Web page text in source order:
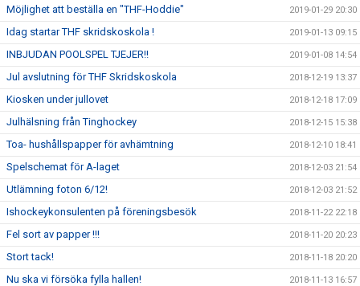
Möjlighet att beställa en "THF-Hoddie" 2019-01-29 20:30
Idag startar THF skridskoskola ! 2019-01-13 09:15
INBJUDAN POOLSPEL TJEJER!! 2019-01-08 14:54
Jul avslutning för THF Skridskoskola 2018-12-19 13:37
Kiosken under jullovet 2018-12-18 17:09
Julhälsning från Tinghockey 2018-12-15 15:38
Toa- hushållspapper för avhämtning 2018-12-10 18:41
Spelschemat för A-laget 2018-12-03 21:54
Utlämning foton 6/12! 2018-12-03 21:52
Ishockeykonsulenten på föreningsbesök 2018-11-22 22:18
Fel sort av papper !!! 2018-11-20 20:23
Stort tack! 2018-11-18 20:20
Nu ska vi försöka fylla hallen! 2018-11-13 16:57